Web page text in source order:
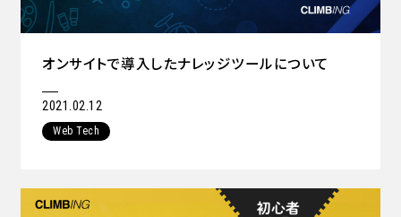
オンサイトで導入したナレッジツールについて
2021.02.12
Web Tech